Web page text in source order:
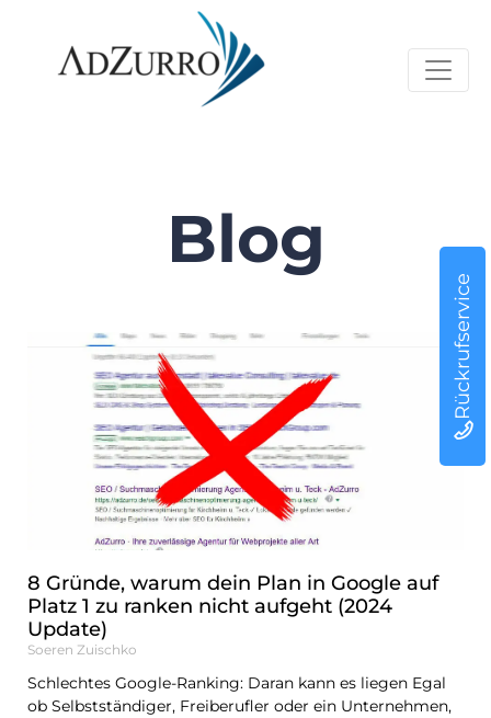
Blog
8 Gründe, warum dein Plan in Google auf
Platz 1 zu ranken nicht aufgeht (2024
Update)
Soeren Zuischko
Schlechtes Google-Ranking: Daran kann es liegen Egal
ob Selbstständiger, Freiberufler oder ein Unternehmen,
Rückrufservice